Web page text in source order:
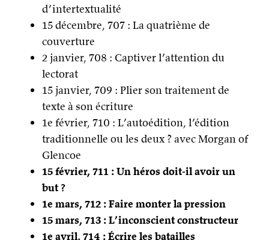
d’intertextualité
15 décembre, 707 : La quatrième de
couverture
2 janvier, 708 : Captiver l’attention du
lectorat
15 janvier, 709 : Plier son traitement de
texte à son écriture
1e février, 710 : L’autoédition, l’édition
traditionnelle ou les deux ? avec Morgan of
Glencoe
15 février, 711 : Un héros doit-il avoir un
but ?
1e mars, 712 : Faire monter la pression
15 mars, 713 : L’inconscient constructeur
1e avril, 714 : Écrire les batailles